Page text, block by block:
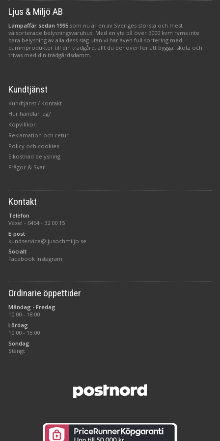
Ljus & Miljö AB
Lampaffär sedan 1995 som nu är en av Sveriges största och mest
välsorterade belysningsvaruhus. Med en yta på över 3000 kvm ryms inte
bara belysning av alla dess slag utan vi har även full sortering med
dammprodukter till din trädgård, allt du behöver för att bygga, sköta och
trivas med din trädgårdsdamm.
Kundtjänst
Kundtjänst / Kontakt
Hur handlar jag?
Köpvillkor
Reklamation och retur
Policy och cookies
Elkostnad belysning
Frågor & Svar
Kontakt
Telefon
Växel - 0454 - 32 00 15
E-post
kundservice@ljusochmiljo.se
Socialt
Facebook Instagram
Ordinarie öppettider
Måndag - Fredag
10:00 - 18:00
Lördag
10:00 - 15:00
Söndag
Stängt